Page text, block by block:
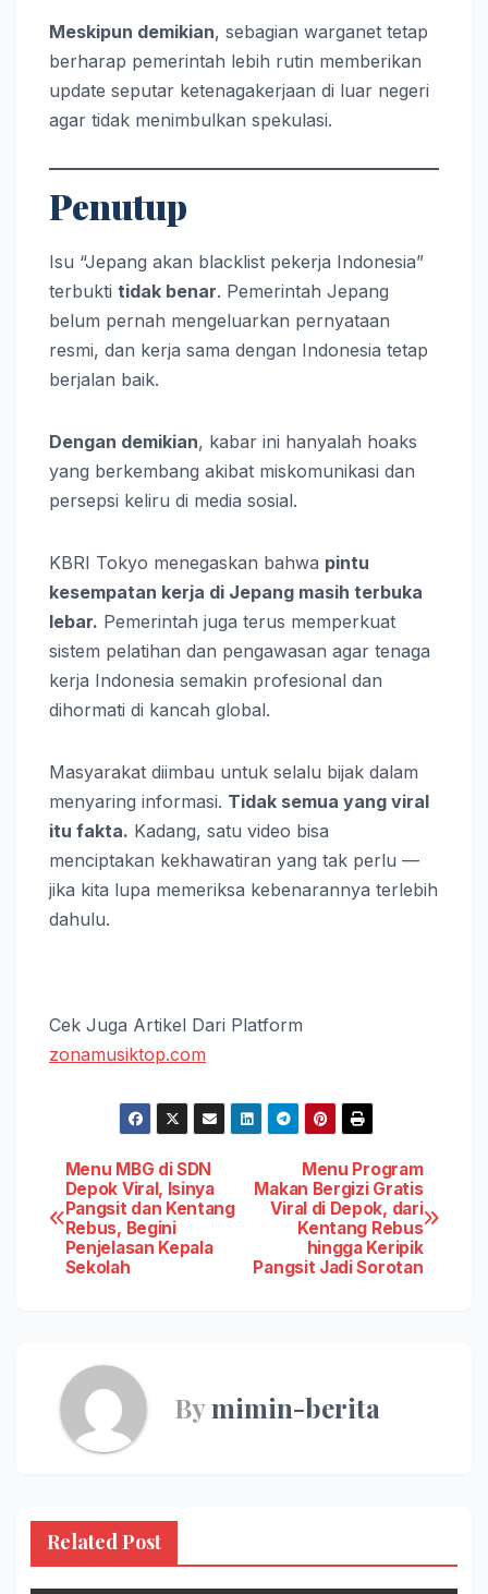
Meskipun demikian, sebagian warganet tetap
berharap pemerintah lebih rutin memberikan
update seputar ketenagakerjaan di luar negeri
agar tidak menimbulkan spekulasi.
Penutup
Isu “Jepang akan blacklist pekerja Indonesia”
terbukti tidak benar. Pemerintah Jepang
belum pernah mengeluarkan pernyataan
resmi, dan kerja sama dengan Indonesia tetap
berjalan baik.
Dengan demikian, kabar ini hanyalah hoaks
yang berkembang akibat miskomunikasi dan
persepsi keliru di media sosial.
KBRI Tokyo menegaskan bahwa pintu
kesempatan kerja di Jepang masih terbuka
lebar. Pemerintah juga terus memperkuat
sistem pelatihan dan pengawasan agar tenaga
kerja Indonesia semakin profesional dan
dihormati di kancah global.
Masyarakat diimbau untuk selalu bijak dalam
menyaring informasi. Tidak semua yang viral
itu fakta. Kadang, satu video bisa
menciptakan kekhawatiran yang tak perlu —
jika kita lupa memeriksa kebenarannya terlebih
dahulu.
Cek Juga Artikel Dari Platform
zonamusiktop.com
Post
navigation
Menu Program
Makan Bergizi Gratis
Viral di Depok, dari
Kentang Rebus
hingga Keripik
Pangsit Jadi Sorotan
Menu MBG di SDN
Depok Viral, Isinya
Pangsit dan Kentang
Rebus, Begini
Penjelasan Kepala
Sekolah
Bymimin-berita
Related Post